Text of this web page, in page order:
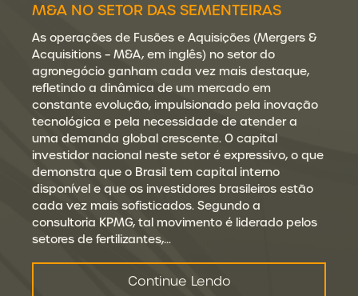
M&A NO SETOR DAS SEMENTEIRAS
As operações de Fusões e Aquisições (Mergers &
Acquisitions – M&A, em inglês) no setor do
agronegócio ganham cada vez mais destaque,
refletindo a dinâmica de um mercado em
constante evolução, impulsionado pela inovação
tecnológica e pela necessidade de atender a
uma demanda global crescente. O capital
investidor nacional neste setor é expressivo, o que
demonstra que o Brasil tem capital interno
disponível e que os investidores brasileiros estão
cada vez mais sofisticados. Segundo a
consultoria KPMG, tal movimento é liderado pelos
setores de fertilizantes,…
Continue Lendo